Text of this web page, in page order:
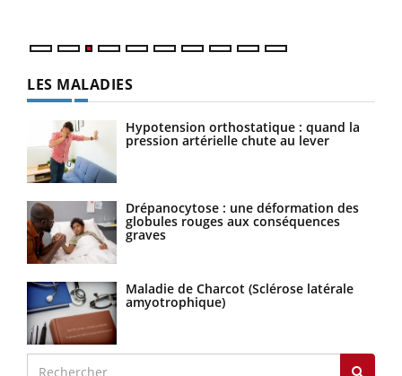
LES MALADIES
Hypotension orthostatique : quand la
pression artérielle chute au lever
Drépanocytose : une déformation des
globules rouges aux conséquences
graves
Maladie de Charcot (Sclérose latérale
amyotrophique)